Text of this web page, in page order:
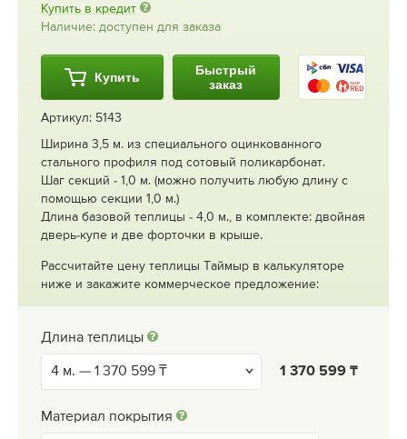
Купить в кредит
Наличие: доступен для заказа
Купить
Быстрый
заказ
Артикул: 5143
Ширина 3,5 м. из специального оцинкованного
стального профиля под сотовый поликарбонат.
Шаг секций - 1,0 м. (можно получить любую длину с
помощью секции 1,0 м.)
Длина базовой теплицы - 4,0 м., в комплекте: двойная
дверь-купе и две форточки в крыше.
Рассчитайте цену теплицы Таймыр в калькуляторе
ниже и закажите коммерческое предложение:
Длина теплицы
1 370 599
Материал покрытия